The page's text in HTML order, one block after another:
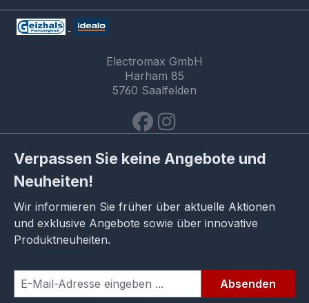
Electromax GmbH
Harham 85
5760 Saalfelden
Verpassen Sie keine Angebote und
Neuheiten!
Wir informieren Sie früher über aktuelle Aktionen
und exklusive Angebote sowie über innovative
Produktneuheiten.
Absenden